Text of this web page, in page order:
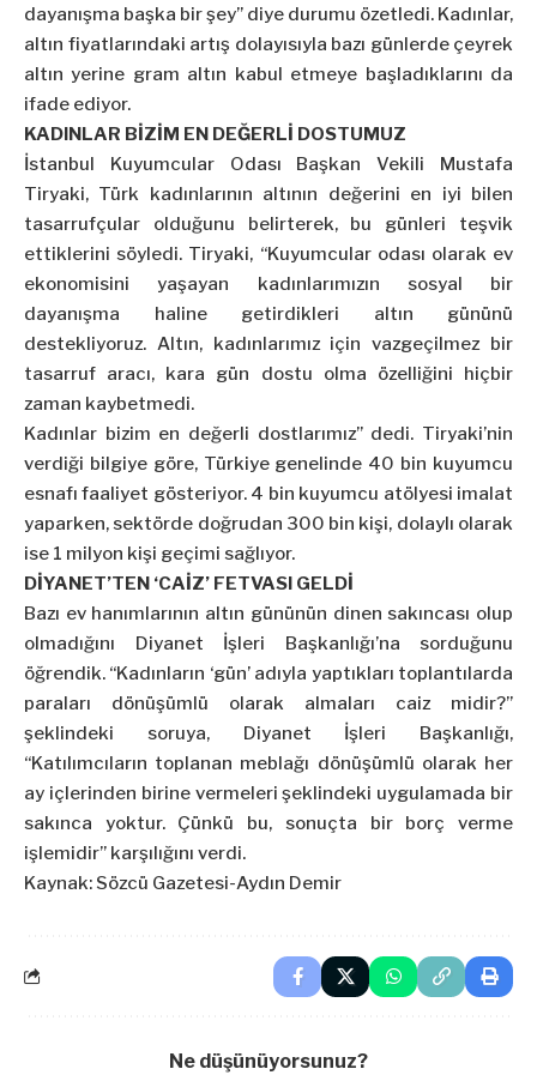
dayanışma başka bir şey” diye durumu özetledi. Kadınlar,
altın fiyatlarındaki artış dolayısıyla bazı günlerde çeyrek
altın yerine gram altın kabul etmeye başladıklarını da
ifade ediyor.
KADINLAR BİZİM EN DEĞERLİ DOSTUMUZ
İstanbul Kuyumcular Odası Başkan Vekili Mustafa
Tiryaki, Türk kadınlarının altının değerini en iyi bilen
tasarrufçular olduğunu belirterek, bu günleri teşvik
ettiklerini söyledi. Tiryaki, “Kuyumcular odası olarak ev
ekonomisini yaşayan kadınlarımızın sosyal bir
dayanışma haline getirdikleri altın gününü
destekliyoruz. Altın, kadınlarımız için vazgeçilmez bir
tasarruf aracı, kara gün dostu olma özelliğini hiçbir
zaman kaybetmedi.
Kadınlar bizim en değerli dostlarımız” dedi. Tiryaki’nin
verdiği bilgiye göre, Türkiye genelinde 40 bin kuyumcu
esnafı faaliyet gösteriyor. 4 bin kuyumcu atölyesi imalat
yaparken, sektörde doğrudan 300 bin kişi, dolaylı olarak
ise 1 milyon kişi geçimi sağlıyor.
DİYANET’TEN ‘CAİZ’ FETVASI GELDİ
Bazı ev hanımlarının altın gününün dinen sakıncası olup
olmadığını Diyanet İşleri Başkanlığı’na sorduğunu
öğrendik. “Kadınların ‘gün’ adıyla yaptıkları toplantılarda
paraları dönüşümlü olarak almaları caiz midir?”
şeklindeki soruya, Diyanet İşleri Başkanlığı,
“Katılımcıların toplanan meblağı dönüşümlü olarak her
ay içlerinden birine vermeleri şeklindeki uygulamada bir
sakınca yoktur. Çünkü bu, sonuçta bir borç verme
işlemidir” karşılığını verdi.
Kaynak: Sözcü Gazetesi-Aydın Demir
Ne düşünüyorsunuz?